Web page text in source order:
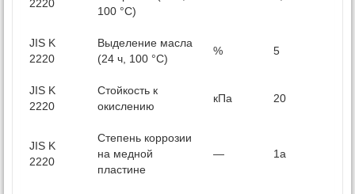
2220
100 °C)
JIS K
2220
Выделение масла
(24 ч, 100 °C)
% 5
JIS K
2220
Стойкость к
окислению
кПа 20
JIS K
2220
Степень коррозии
на медной
пластине
— 1a